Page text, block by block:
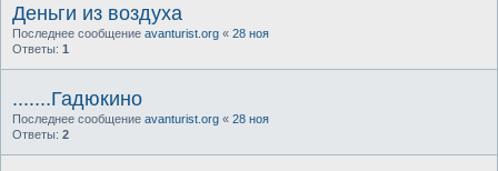
Деньги из воздуха
Последнее сообщение avanturist.org « 28 ноя
Ответы: 1
.......Гадюкино
Последнее сообщение avanturist.org « 28 ноя
Ответы: 2